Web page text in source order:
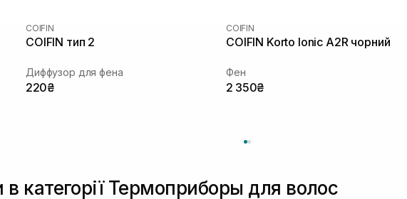
COIFIN
COIFIN тип 2
Диффузор для фена
220₴
COIFIN
COIFIN Korto Ionic A2R чорний
Фен
2 350₴
категорії Термоприборы для волос